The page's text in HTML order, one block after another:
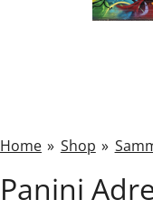
Home » Shop »
Panini